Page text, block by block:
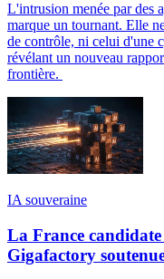
L'intrusion menée par des
marque un tournant. Elle
de contrôle, ni celui d'une
révélant un nouveau
frontière.
IA souveraine
La France
Gigafactory